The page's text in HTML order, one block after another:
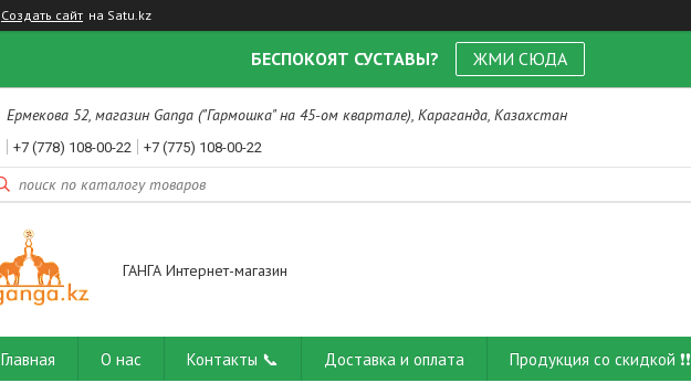
Создать сайт на Satu.kz
БЕСПОКОЯТ СУСТАВЫ? ЖМИ СЮДА
Ермекова 52, магазин Ganga ("Гармошка" на 45-ом квартале), Караганда, Казахстан
+7 (778) 108-00-22 +7 (775) 108-00-22
ГАНГА Интернет-магазин
Главная О нас Контакты 📞 Доставка и оплата Продукция со скидкой ❗❗